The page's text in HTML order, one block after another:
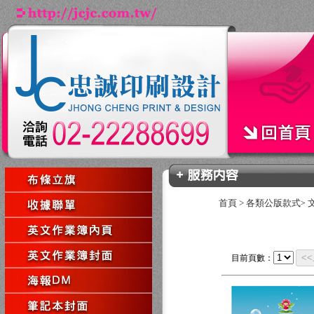
首頁 >各類公版款式>
目前頁數： <<